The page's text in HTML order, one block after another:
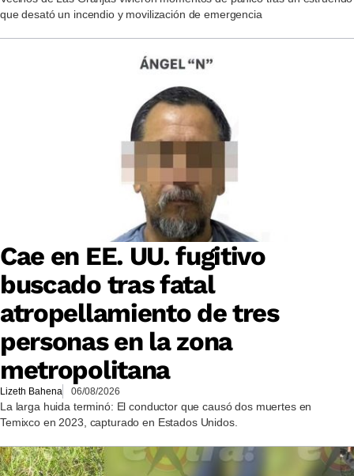
que desató un incendio y movilización de emergencia
Cae en EE. UU. fugitivo
buscado tras fatal
atropellamiento de tres
personas en la zona
metropolitana
Lizeth Bahena 06/08/2026
La larga huida terminó: El conductor que causó dos muertes en
Temixco en 2023, capturado en Estados Unidos.